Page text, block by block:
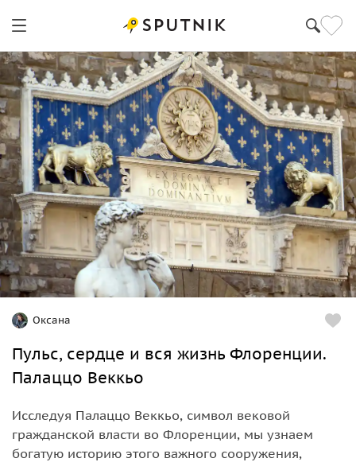
Оксана
Пульс, сердце и вся жизнь Флоренции.
Палаццо Веккьо
Исследуя Палаццо Веккьо, символ вековой
гражданской власти во Флоренции, мы узнаем
богатую историю этого важного сооружения,